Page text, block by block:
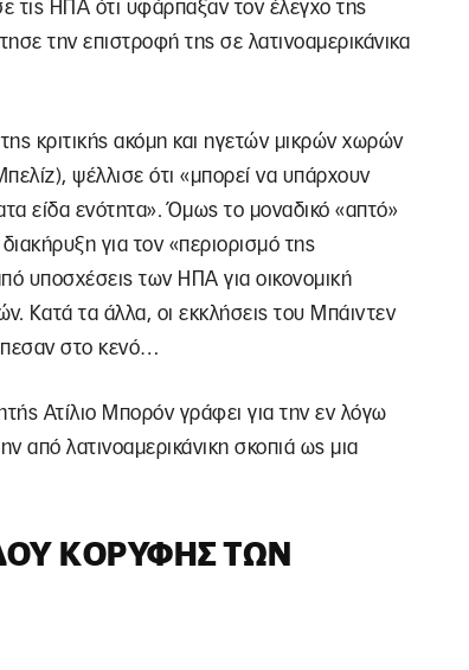
τις ΗΠΑ ότι υφάρπαξαν τον έλεγχο της
την επιστροφή της σε λατινοαμερικάνικα
κριτικής ακόμη και ηγετών μικρών χωρών
ψέλλισε ότι «μπορεί να υπάρχουν
είδα ενότητα». Όμως το μοναδικό «απτό»
για τον «περιορισμό της
υποσχέσεις των ΗΠΑ για οικονομική
Κατά τα άλλα, οι εκκλήσεις του Μπάιντεν
στο κενό…
Ατίλιο Μπορόν γράφει για την εν λόγω
από λατινοαμερικάνικη σκοπιά ως μια
ΚΟΡΥΦΉΣ ΤΩΝ